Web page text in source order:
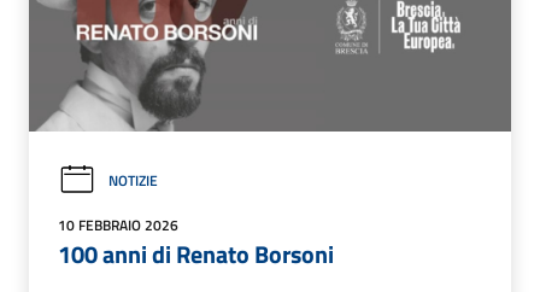
NOTIZIE
10 FEBBRAIO 2026
100 anni di Renato Borsoni